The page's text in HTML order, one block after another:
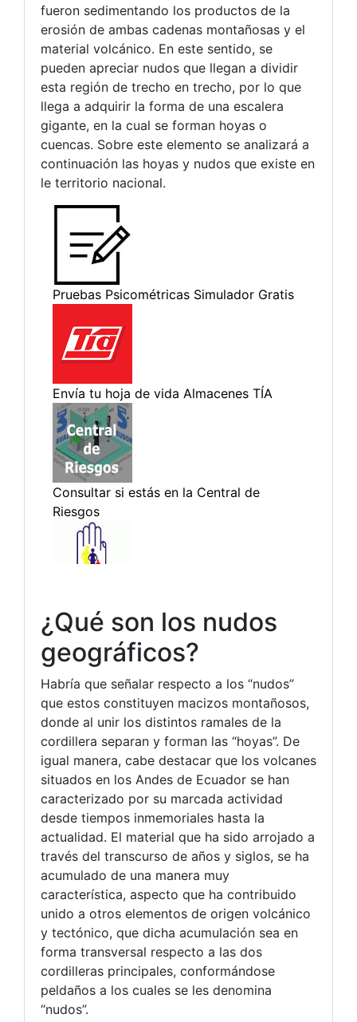
fueron sedimentando los productos de la
erosión de ambas cadenas montañosas y el
material volcánico. En este sentido, se
pueden apreciar nudos que llegan a dividir
esta región de trecho en trecho, por lo que
llega a adquirir la forma de una escalera
gigante, en la cual se forman hoyas o
cuencas. Sobre este elemento se analizará a
continuación las hoyas y nudos que existe en
le territorio nacional.
¿Qué son los nudos
geográficos?
Habría que señalar respecto a los “nudos”
que estos constituyen macizos montañosos,
donde al unir los distintos ramales de la
cordillera separan y forman las “hoyas”. De
igual manera, cabe destacar que los volcanes
situados en los Andes de Ecuador se han
caracterizado por su marcada actividad
desde tiempos inmemoriales hasta la
actualidad. El material que ha sido arrojado a
través del transcurso de años y siglos, se ha
acumulado de una manera muy
característica, aspecto que ha contribuido
unido a otros elementos de origen volcánico
y tectónico, que dicha acumulación sea en
forma transversal respecto a las dos
cordilleras principales, conformándose
peldaños a los cuales se les denomina
“nudos”.